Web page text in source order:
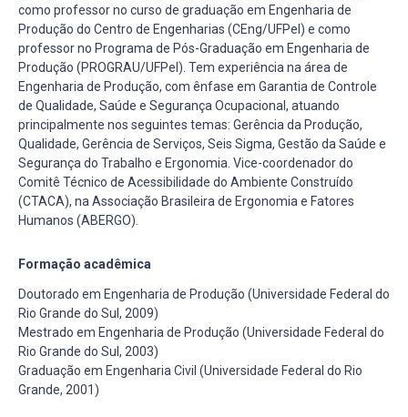
como professor no curso de graduação em Engenharia de
Produção do Centro de Engenharias (CEng/UFPel) e como
professor no Programa de Pós-Graduação em Engenharia de
Produção (PROGRAU/UFPel). Tem experiência na área de
Engenharia de Produção, com ênfase em Garantia de Controle
de Qualidade, Saúde e Segurança Ocupacional, atuando
principalmente nos seguintes temas: Gerência da Produção,
Qualidade, Gerência de Serviços, Seis Sigma, Gestão da Saúde e
Segurança do Trabalho e Ergonomia. Vice-coordenador do
Comitê Técnico de Acessibilidade do Ambiente Construído
(CTACA), na Associação Brasileira de Ergonomia e Fatores
Humanos (ABERGO).
Formação acadêmica
Doutorado em Engenharia de Produção (Universidade Federal do
Rio Grande do Sul, 2009)
Mestrado em Engenharia de Produção (Universidade Federal do
Rio Grande do Sul, 2003)
Graduação em Engenharia Civil (Universidade Federal do Rio
Grande, 2001)